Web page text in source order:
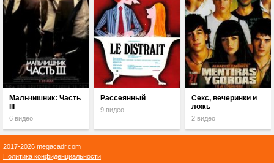
Мальчишник: Часть
6 видео
Рассеянный
9 видео
Секс, вечеринки и
ложь
2 видео
2017-2026 megacadr.com
Политика конфиденциальности